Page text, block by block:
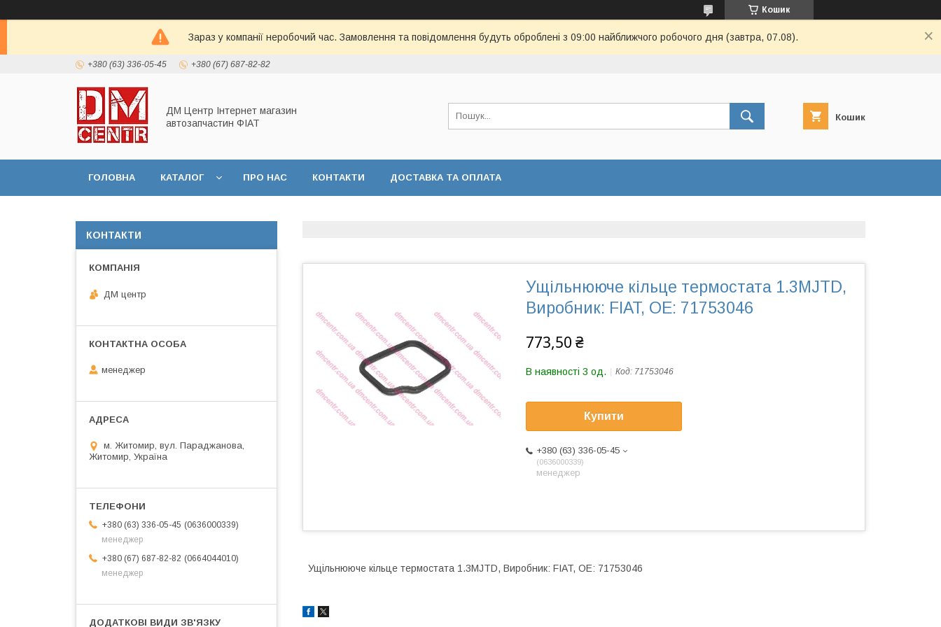
Кошик
Зараз у компанії неробочий час. Замовлення та повідомлення будуть оброблені з 09:00 найближчого робочого дня (завтра, 07.08).
+380 (63) 336-05-45 +380 (67) 687-82-82
ДМ Центр Інтернет магазин
автозапчастин ФІАТ
Кошик
ГОЛОВНА КАТАЛОГ ПРО НАС КОНТАКТИ ДОСТАВКА ТА ОПЛАТА
Ущільнююче кільце термостата 1.3MJTD,
Виробник: FIAT, OE: 71753046
773,50 ₴
В наявності 3 од. Код: 71753046
Купити
+380 (63) 336-05-45
0636000339
менеджер
Ущільнююче кільце термостата 1.3MJTD, Виробник: FIAT, OE: 71753046
КОНТАКТИ
ДМ центр
менеджер
м. Житомир, вул. Параджанова,
Житомир, Україна
+380 (63) 336-05-45
0636000339
менеджер
+380 (67) 687-82-82
0664044010
менеджер